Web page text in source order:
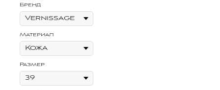
Бренд
Материал
Размер